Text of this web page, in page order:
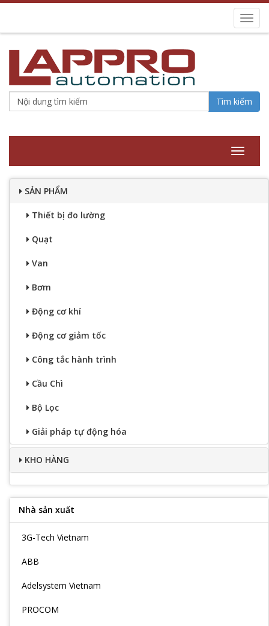
Tìm kiếm
Toggle
SẢN PHẨM
Thiết bị đo lường
Quạt
Van
Bơm
Động cơ khí
Động cơ giảm tốc
Công tắc hành trình
Cầu Chì
Bộ Lọc
Giải pháp tự động hóa
KHO HÀNG
Nhà sản xuất
3G-Tech Vietnam
ABB
Adelsystem Vietnam
PROCOM